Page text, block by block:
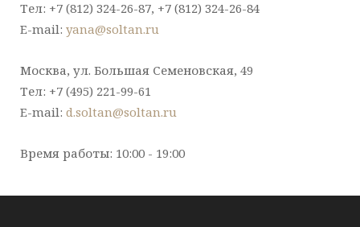
Тел: +7 (812) 324-26-87, +7 (812) 324-26-84
E-mail: yana@soltan.ru
Москва, ул. Большая Семеновская, 49
Тел: +7 (495) 221-99-61
E-mail: d.soltan@soltan.ru
Время работы: 10:00 - 19:00